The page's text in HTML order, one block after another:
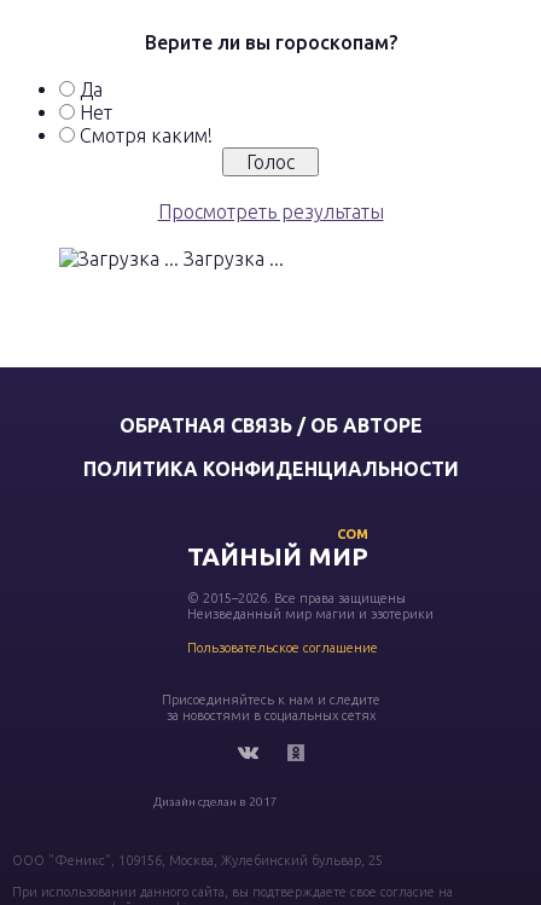
Верите ли вы гороскопам?
Да
Нет
Смотря каким!
Просмотреть результаты
Загрузка ...
ОБРАТНАЯ СВЯЗЬ / ОБ АВТОРЕ
ПОЛИТИКА КОНФИДЕНЦИАЛЬНОСТИ
ТАЙНЫЙ МИР
COM
© 2015–2026. Все права защищены
Неизведанный мир магии и эзотерики
Пользовательское соглашение
Присоединяйтесь к нам и следите
за новостями в социальных сетях
Дизайн сделан в 2017
ООО "Феникс", 109156, Москва, Жулебинский бульвар, 25
При использовании данного сайта, вы подтверждаете свое согласие на